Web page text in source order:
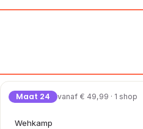
Maat 24 vanaf € 49,99 · 1 shop
Wehkamp